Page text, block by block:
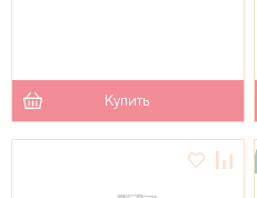
Купить